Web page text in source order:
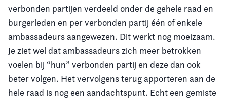
verbonden partijen verdeeld onder de gehele raad en
burgerleden en per verbonden partij één of enkele
ambassadeurs aangewezen. Dit werkt nog moeizaam.
Je ziet wel dat ambassadeurs zich meer betrokken
voelen bij “hun” verbonden partij en deze dan ook
beter volgen. Het vervolgens terug apporteren aan de
hele raad is nog een aandachtspunt. Echt een gemiste